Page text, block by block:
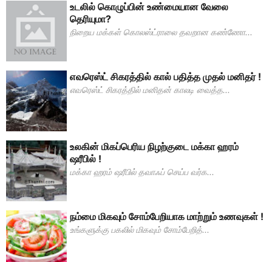
உடலில் கொழுப்பின் உண்மையான வேலை
தெரியுமா?
நிறைய மக்கள் கொலஸ்ட்ராலை தவறான கண்ணோ...
எவரெஸ்ட் சிகரத்தில் கால் பதித்த முதல் மனிதர் !
எவரெஸ்ட் சிகரத்தில் மனிதன் காலடி வைத்த...
உலகின் மிகப்பெரிய நிழற்குடை மக்கா ஹரம்
ஷரீபில் !
மக்கா ஹரம் ஷரீபில் தவாஃப் செய்ப வர்க...
நம்மை மிகவும் சோம்பேறியாக மாற்றும் உணவுகள் !
உங்களுக்கு பகலில் மிகவும் சோம்பேறித்...